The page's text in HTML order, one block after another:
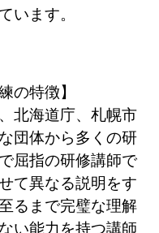
います。
の特徴】
北海道庁、札幌市
団体から多くの研
屈指の研修講師で
て異なる説明をす
るまで完璧な理解
い能力を持つ講師